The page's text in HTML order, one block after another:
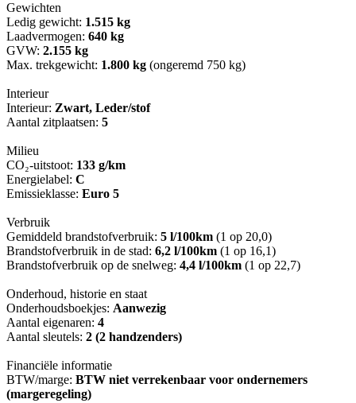
Gewichten
Ledig gewicht: 1.515 kg
Laadvermogen: 640 kg
GVW: 2.155 kg
Max. trekgewicht: 1.800 kg (ongeremd 750 kg)
Interieur
Interieur: Zwart, Leder/stof
Aantal zitplaatsen: 5
Milieu
CO₂-uitstoot: 133 g/km
Energielabel: C
Emissieklasse: Euro 5
Verbruik
Gemiddeld brandstofverbruik: 5 l/100km (1 op 20,0)
Brandstofverbruik in de stad: 6,2 l/100km (1 op 16,1)
Brandstofverbruik op de snelweg: 4,4 l/100km (1 op 22,7)
Onderhoud, historie en staat
Onderhoudsboekjes: Aanwezig
Aantal eigenaren: 4
Aantal sleutels: 2 (2 handzenders)
Financiële informatie
BTW/marge: BTW niet verrekenbaar voor ondernemers
(margeregeling)